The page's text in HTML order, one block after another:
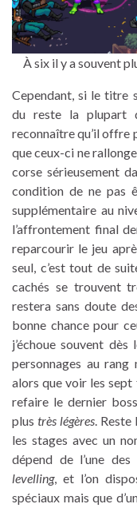
À six il y a souvent
Cependant, si le titre
du reste la plupart
reconnaître qu’il offre
que ceux-ci ne
corse sérieusement
condition de ne pas
supplémentaire au
l’affrontement final
reparcourir le jeu
seul, c’est tout de
cachés se trouvent
restera sans doute
bonne chance pour
j’échoue souvent
personnages au rang
alors que voir les sept
refaire le dernier
plus très légères. Reste
les stages avec un
dépend de l’une
levelling, et l’on
spéciaux mais que